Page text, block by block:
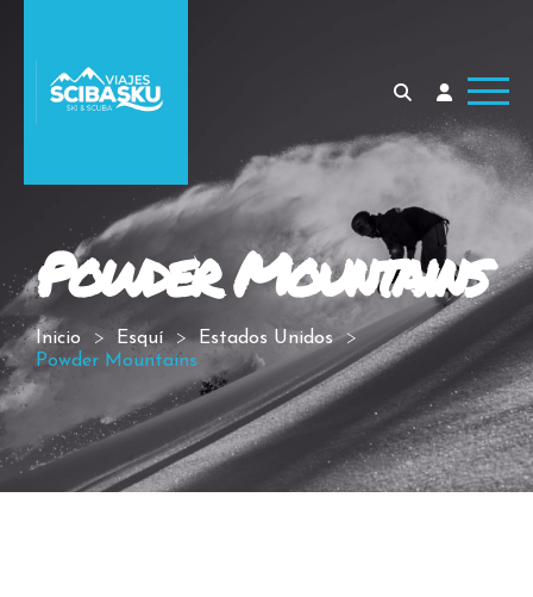
Powder Mountains
Inicio Esquí
Estados Unidos
Powder Mountains